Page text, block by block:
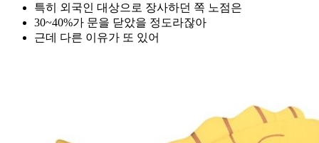
특히 외국인 대상으로 장사하던 쪽 노점은
30~40%가 문을 닫았을 정도라잖아
근데 다른 이유가 또 있어